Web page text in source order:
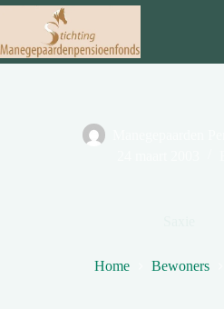
Ga
inhoud
Home Bewoners